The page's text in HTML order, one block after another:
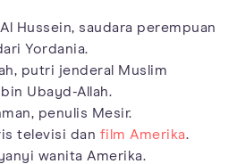
Hussein, saudara perempuan
Yordania.
putri jenderal Muslim
Ubayd-Allah.
penulis Mesir.
televisi dan film Amerika.
wanita Amerika.